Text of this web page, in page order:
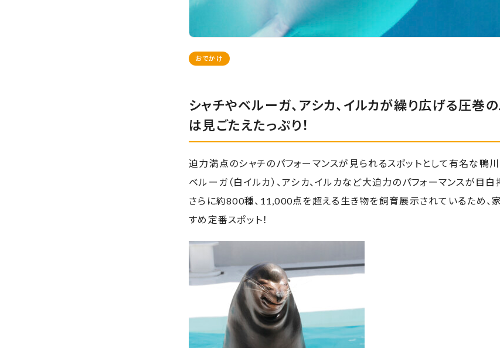
おでかけ
シャチやベルーガ、アシカ、イルカが繰り広げる圧巻
は見ごたえたっぷり！
迫力満点のシャチのパフォーマンスが見られるスポットとして有名な鴨川
ベルーガ（白イルカ）、アシカ、イルカなど大迫力のパフォーマンスが目白
さらに約800種、11,000点を超える生き物を飼育展示されているため、
すめ定番スポット！